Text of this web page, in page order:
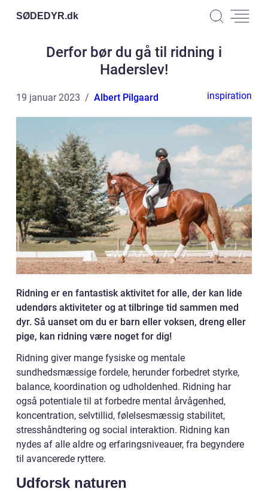
SØDEDYR.dk
Derfor bør du gå til ridning i
Haderslev!
19 januar 2023 Albert Pilgaard inspiration
Ridning er en fantastisk aktivitet for alle, der kan lide
udendørs aktiviteter og at tilbringe tid sammen med
dyr. Så uanset om du er barn eller voksen, dreng eller
pige, kan ridning være noget for dig!
Ridning giver mange fysiske og mentale
sundhedsmæssige fordele, herunder forbedret styrke,
balance, koordination og udholdenhed. Ridning har
også potentiale til at forbedre mental årvågenhed,
koncentration, selvtillid, følelsesmæssig stabilitet,
stresshåndtering og social interaktion. Ridning kan
nydes af alle aldre og erfaringsniveauer, fra begyndere
til avancerede ryttere.
Udforsk naturen